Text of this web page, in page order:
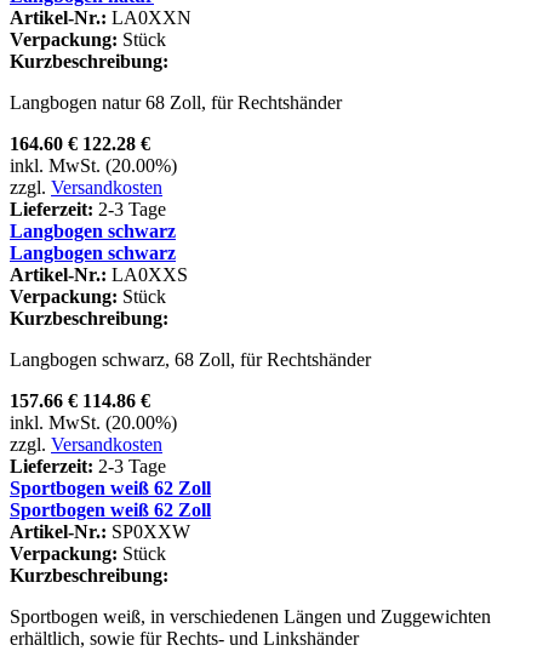
Artikel-Nr.: LA0XXN
Verpackung: Stück
Kurzbeschreibung:
Langbogen natur 68 Zoll, für Rechtshänder
164.60 € 122.28 €
inkl. MwSt. (20.00%)
zzgl. Versandkosten
Lieferzeit: 2-3 Tage
Langbogen schwarz
Langbogen schwarz
Artikel-Nr.: LA0XXS
Verpackung: Stück
Kurzbeschreibung:
Langbogen schwarz, 68 Zoll, für Rechtshänder
157.66 € 114.86 €
inkl. MwSt. (20.00%)
zzgl. Versandkosten
Lieferzeit: 2-3 Tage
Sportbogen weiß 62 Zoll
Sportbogen weiß 62 Zoll
Artikel-Nr.: SP0XXW
Verpackung: Stück
Kurzbeschreibung:
Sportbogen weiß, in verschiedenen Längen und Zuggewichten
erhältlich, sowie für Rechts- und Linkshänder